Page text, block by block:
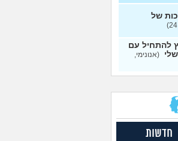
עצות
5
של
להתחיל עם
(אנונימי,
חדשות